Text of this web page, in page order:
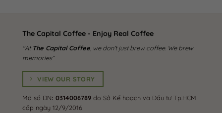
The Capital Coffee - Enjoy Real Coffee
"At The Capital Coffee, we don’t just brew coffee. We brew
memories”
VIEW OUR STORY
Mã số DN: 0314006789do Sở Kế hoạch và Đầu tư Tp.HCM
cấp ngày 12/9/2016